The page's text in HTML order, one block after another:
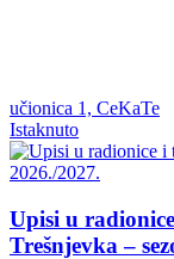
učionica 1, CeKaTe
Istaknuto
Upisi u
Trešnjevka –